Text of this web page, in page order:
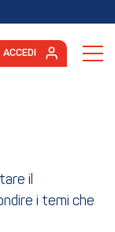
ACCEDI
il
i temi che